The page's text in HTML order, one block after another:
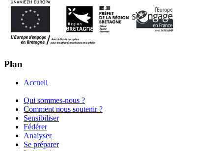
Plan
Accueil
Qui sommes-nous ?
Comment nous soutenir ?
Sensibiliser
Fédérer
Analyser
Se préparer